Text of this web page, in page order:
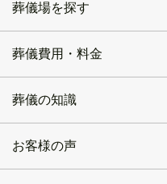
葬儀場を探す
葬儀費用・料金
葬儀の知識
お客様の声